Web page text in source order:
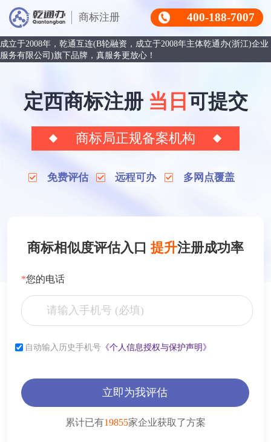
商标注册 400-188-7007
成立于2008年，乾通互连(B轮融资，成立于2008年主体乾通办(浙江)企业
服务有限公司)旗下品牌，真服务更放心！
定西商标注册 当日 可提交
商标局正规备案机构
免费评估 远程可办 多网点覆盖
商标相似度评估入口 提升注册成功率
*您的电话
自动输入历史手机号《个人信息授权与保护声明》
立即为我评估
累计已有19855家企业获取了方案
张** 153****2321
李** 181****2321 6小时前
150****9568
王** 150****2321 1小时前